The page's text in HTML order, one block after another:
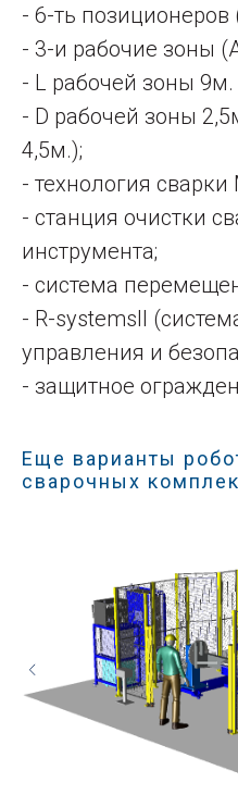
- 6-ть позиционеров
- 3-и рабочие зоны
- L рабочей зоны
- D рабочей зоны
4,5м.);
- технология сварки
- станция очистки
инструмента;
- система
- R-systemsII
управления и
- защитное
Еще варианты
сварочных